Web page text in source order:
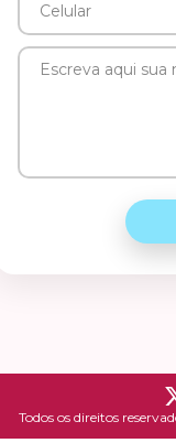
Celular
Todos os direitos